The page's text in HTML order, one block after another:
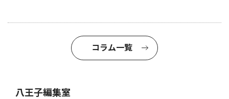
コラム一覧
八王子編集室